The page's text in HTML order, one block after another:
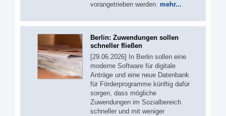
vorangetrieben werden. mehr...
Berlin: Zuwendungen sollen
schneller fließen
[29.06.2026] In Berlin sollen eine
moderne Software für digitale
Anträge und eine neue Datenbank
für Förderprogramme künftig dafür
sorgen, dass mögliche
Zuwendungen im Sozialbereich
schneller und mit weniger